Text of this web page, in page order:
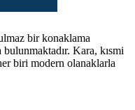
bir konaklama
Kara, kısmi
biri modern olanaklarla